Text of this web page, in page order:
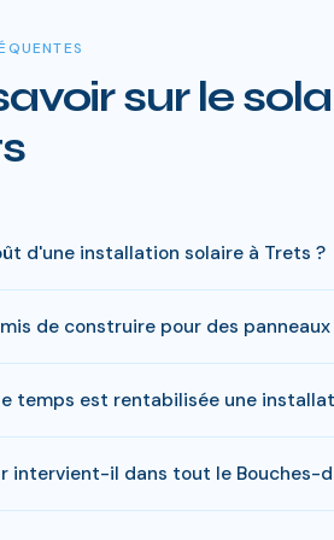
sur le
d'une installation solaire à Trets ?
à charge peut descendre sous 4 000
de construire pour des
Solar gère toutes ces démarches
temps est rentabilisée une
20 000 et 35 000 €.
intervient-il dans tout le Bouches-